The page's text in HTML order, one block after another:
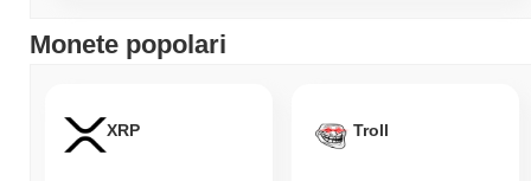
Monete popolari
XRP Troll